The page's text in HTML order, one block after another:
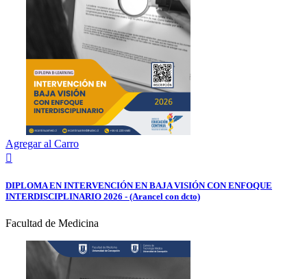
Agregar al Carro

DIPLOMA EN INTERVENCIÓN EN BAJA VISIÓN CON ENFOQUE
INTERDISCIPLINARIO 2026 - (Arancel con dcto)
Facultad de Medicina